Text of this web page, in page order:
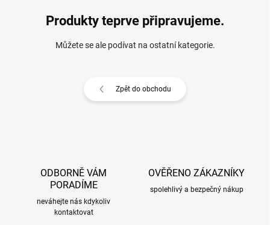
Produkty teprve připravujeme.
Můžete se ale podívat na ostatní kategorie.
Zpět do obchodu
ODBORNĚ VÁM
PORADÍME
neváhejte nás kdykoliv
kontaktovat
OVĚŘENO ZÁKAZNÍKY
spolehlivý a bezpečný nákup